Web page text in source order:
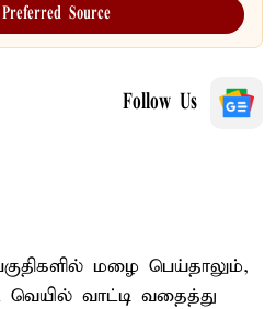
Source
Follow Us
மழை பெய்தாலும்,
வெயில் வாட்டி வதைத்து